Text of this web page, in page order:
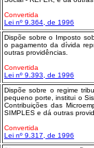
Convertida
Lei nº 9.364, de 1996
Dispõe sobre o Imposto
o pagamento da dívida
outras providências.
Convertida
Lei nº 9.393, de 1996
Dispõe sobre o regime
pequeno porte, institui o
Contribuições das
SIMPLES e dá outras
Convertida
Lei nº 9.317, de 1996